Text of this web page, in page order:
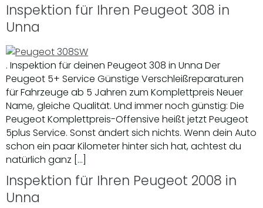
Inspektion für Ihren Peugeot 308 in
Unna
. Inspektion für deinen Peugeot 308 in Unna Der
Peugeot 5+ Service Günstige Verschleißreparaturen
für Fahrzeuge ab 5 Jahren zum Komplettpreis Neuer
Name, gleiche Qualität. Und immer noch günstig: Die
Peugeot Komplettpreis-Offensive heißt jetzt Peugeot
5plus Service. Sonst ändert sich nichts. Wenn dein Auto
schon ein paar Kilometer hinter sich hat, achtest du
natürlich ganz […]
Inspektion für Ihren Peugeot 2008 in
Unna